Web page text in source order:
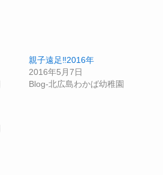
親子遠足‼2016年
2016年5月7日
Blog-北広島わかば幼稚園